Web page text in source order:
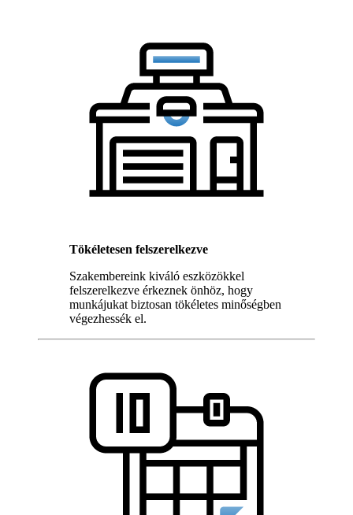
Tökéletesen felszerelkezve
Szakembereink kiváló eszközökkel
felszerelkezve érkeznek önhöz, hogy
munkájukat biztosan tökéletes minőségben
végezhessék el.